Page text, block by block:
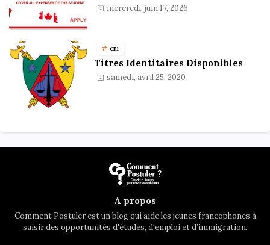
mercredi, juin 17, 2026
cni
Titres Identitaires Disponibles
samedi, avril 25, 2020
A propos
Comment Postuler est un blog qui aide les jeunes francophones à
saisir des opportunités d'études, d'emploi et d’immigration.